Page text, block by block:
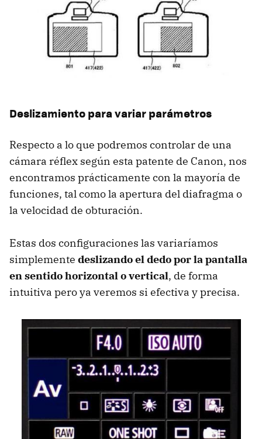
Deslizamiento para variar parámetros
Respecto a lo que podremos controlar de una
cámara réflex según esta patente de Canon, nos
encontramos prácticamente con la mayoría de
funciones, tal como la apertura del diafragma o
la velocidad de obturación.
Estas dos configuraciones las variaríamos
simplemente deslizando el dedo por la pantalla
en sentido horizontal o vertical, de forma
intuitiva pero ya veremos si efectiva y precisa.